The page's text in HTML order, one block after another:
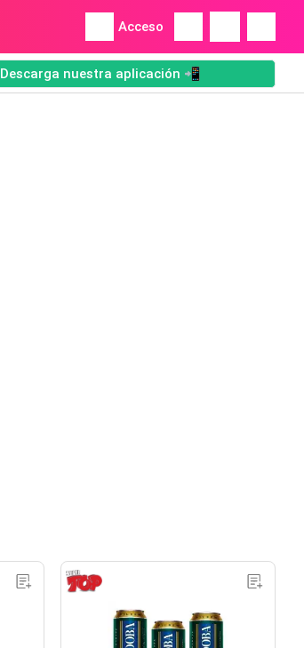
Acceso
Descarga nuestra aplicación 📲